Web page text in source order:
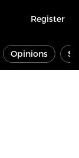
Register
Opinions